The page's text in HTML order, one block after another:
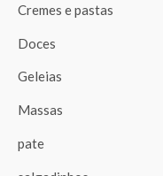
Cremes e pastas
Doces
Geleias
Massas
pate